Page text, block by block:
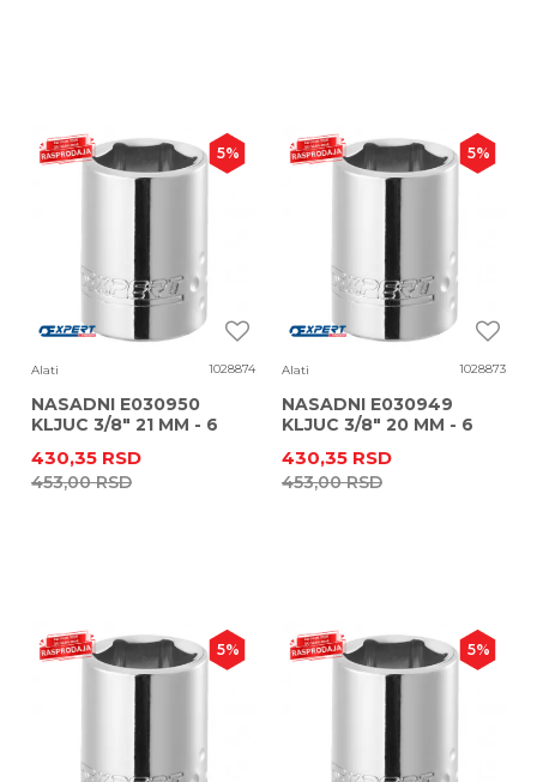
5%
Alati 1028874
NASADNI E030950
KLJUC 3/8" 21 MM - 6
430,35 RSD
453,00RSD
5%
Alati 1028873
NASADNI E030949
KLJUC 3/8" 20 MM - 6
430,35 RSD
453,00RSD
5% 5%